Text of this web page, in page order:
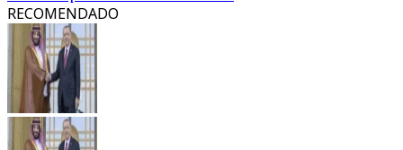
RECOMENDADO